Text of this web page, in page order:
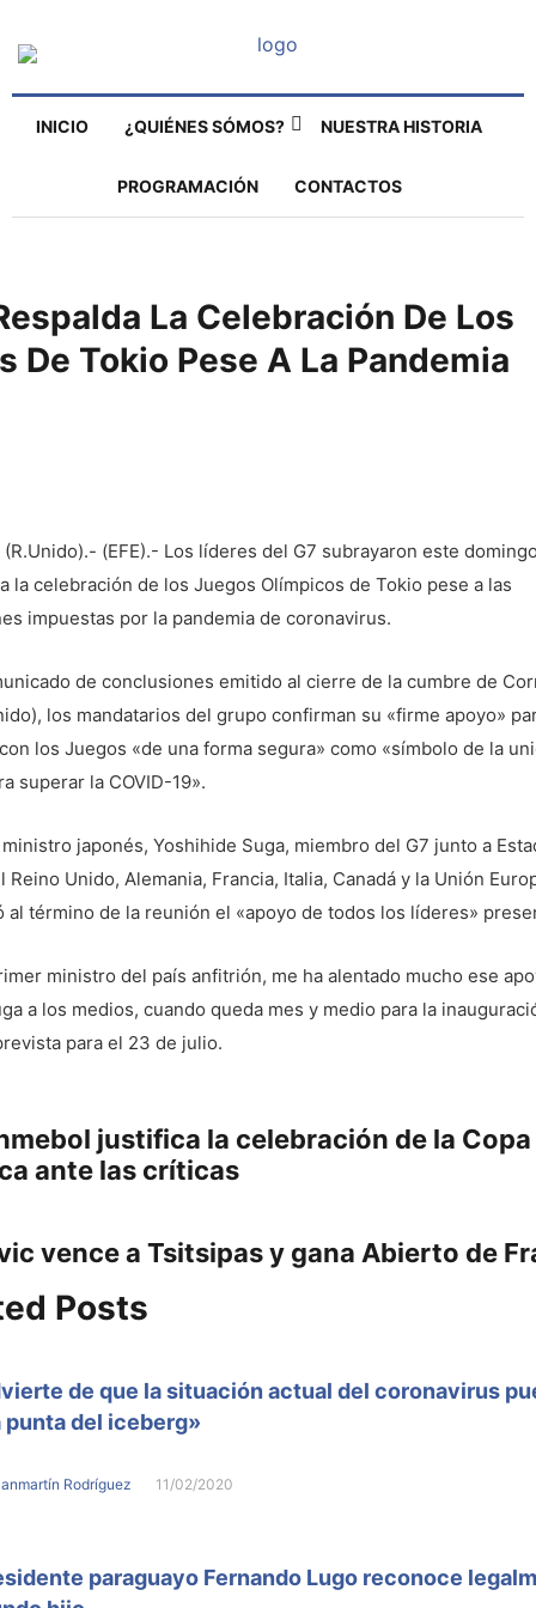
INICIO ¿QUIÉNES SÓMOS? NUESTRA HISTORIA
PROGRAMACIÓN CONTACTOS
La Celebración De Los
De Tokio Pese A La Pandemia
(EFE).- Los líderes del G7 subrayaron este
la celebración de los Juegos Olímpicos de Tokio pese a las
impuestas por la pandemia de coronavirus.
de conclusiones emitido al cierre de la cumbre de
los mandatarios del grupo confirman su «firme apoyo»
los Juegos «de una forma segura» como «símbolo de la
superar la COVID-19».
japonés, Yoshihide Suga, miembro del G7 junto a
Reino Unido, Alemania, Francia, Italia, Canadá y la Unión
al término de la reunión el «apoyo de todos los líderes»
ministro del país anfitrión, me ha alentado mucho ese
a los medios, cuando queda mes y medio para la
para el 23 de julio.
justifica la celebración de la Copa
ante las críticas
vence a Tsitsipas y gana Abierto de
Posts
de que la situación actual del coronavirus
punta del iceberg»
Rodríguez 11/02/2020
paraguayo Fernando Lugo reconoce